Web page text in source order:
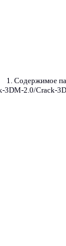
1. Содержимое
2.0/Crack-